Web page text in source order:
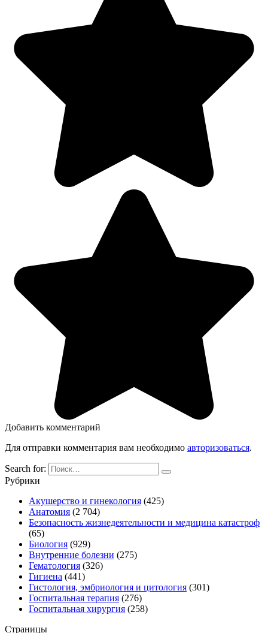
Добавить комментарий
Для отправки комментария вам необходимо авторизоваться.
Search for:
Рубрики
Акушерство и гинекология (425)
Анатомия (2 704)
Безопасность жизнедеятельности и медицина катастроф
(65)
Биология (929)
Внутренние болезни (275)
Гематология (326)
Гигиена (441)
Гистология, эмбриология и цитология (301)
Госпитальная терапия (276)
Госпитальная хирургия (258)
Страницы